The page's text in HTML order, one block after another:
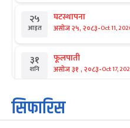
२५
आइत
घटस्थापना
असोज २५, २०८३-Oct 11,
३१
शनि
फूलपाती
असोज ३१ , २०८३-Oct 17,
१
आइत
कार्तिक सङ्क्रान्ति
कार्तिक १, २०८३
सिफारिस